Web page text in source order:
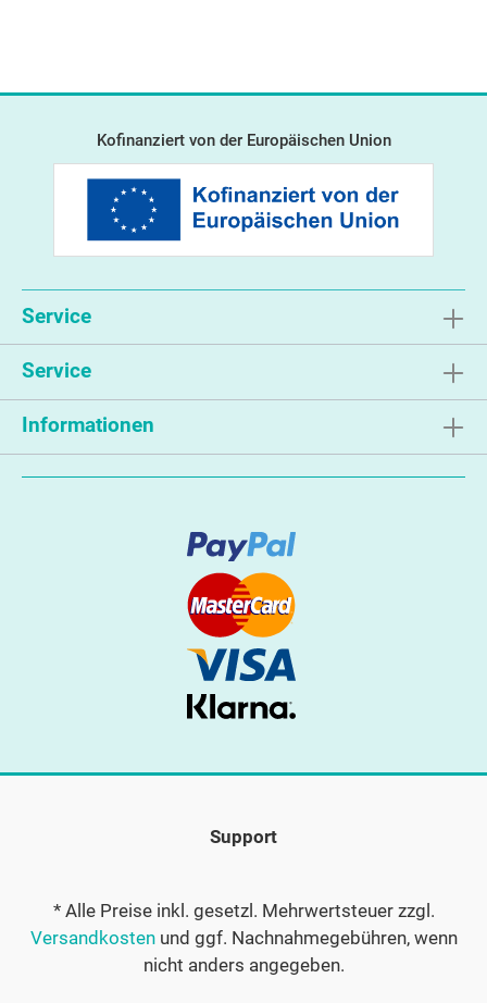
Kofinanziert von der Europäischen Union
Service
Service
Informationen
Support
* Alle Preise inkl. gesetzl. Mehrwertsteuer zzgl.
Versandkostenund ggf. Nachnahmegebühren, wenn
nicht anders angegeben.